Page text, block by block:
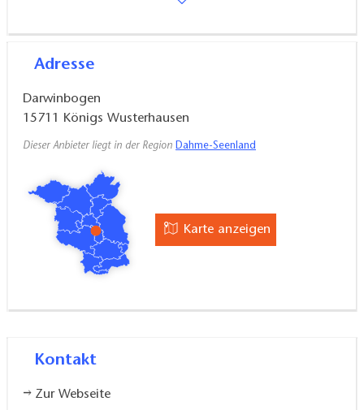
Adresse
Darwinbogen
15711 Königs Wusterhausen
Dieser Anbieter liegt in der Region Dahme-Seenland
Karte anzeigen
Kontakt
Zur Webseite